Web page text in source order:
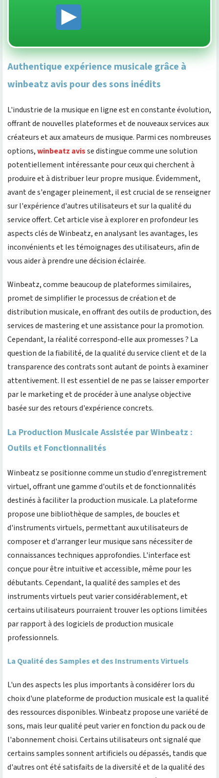
Authentique expérience musicale grâce à
winbeatz avis pour des sons inédits
L'industrie de la musique en ligne est en constante évolution,
offrant de nouvelles plateformes et de nouveaux services aux
créateurs et aux amateurs de musique. Parmi ces nombreuses
options,winbeatz avisse distingue comme une solution
potentiellement intéressante pour ceux qui cherchent à
produire et à distribuer leur propre musique. Évidemment,
avant de s'engager pleinement, il est crucial de se renseigner
sur l'expérience d'autres utilisateurs et sur la qualité du
service offert. Cet article vise à explorer en profondeur les
aspects clés de Winbeatz, en analysant les avantages, les
inconvénients et les témoignages des utilisateurs, afin de
vous aider à prendre une décision éclairée.
Winbeatz, comme beaucoup de plateformes similaires,
promet de simplifier le processus de création et de
distribution musicale, en offrant des outils de production, des
services de mastering et une assistance pour la promotion.
Cependant, la réalité correspond-elle aux promesses ? La
question de la fiabilité, de la qualité du service client et de la
transparence des contrats sont autant de points à examiner
attentivement. Il est essentiel de ne pas se laisser emporter
par le marketing et de procéder à une analyse objective
basée sur des retours d'expérience concrets.
La Production Musicale Assistée par Winbeatz :
Outils et Fonctionnalités
Winbeatz se positionne comme un studio d'enregistrement
virtuel, offrant une gamme d'outils et de fonctionnalités
destinés à faciliter la production musicale. La plateforme
propose une bibliothèque de samples, de boucles et
d'instruments virtuels, permettant aux utilisateurs de
composer et d'arranger leur musique sans nécessiter de
connaissances techniques approfondies. L'interface est
conçue pour être intuitive et accessible, même pour les
débutants. Cependant, la qualité des samples et des
instruments virtuels peut varier considérablement, et
certains utilisateurs pourraient trouver les options limitées
par rapport à des logiciels de production musicale
professionnels.
La Qualité des Samples et des Instruments Virtuels
L'un des aspects les plus importants à considérer lors du
choix d'une plateforme de production musicale est la qualité
des ressources disponibles. Winbeatz propose une variété de
sons, mais leur qualité peut varier en fonction du pack ou de
l'abonnement choisi. Certains utilisateurs ont signalé que
certains samples sonnent artificiels ou dépassés, tandis que
d'autres ont été satisfaits de la diversité et de la qualité des